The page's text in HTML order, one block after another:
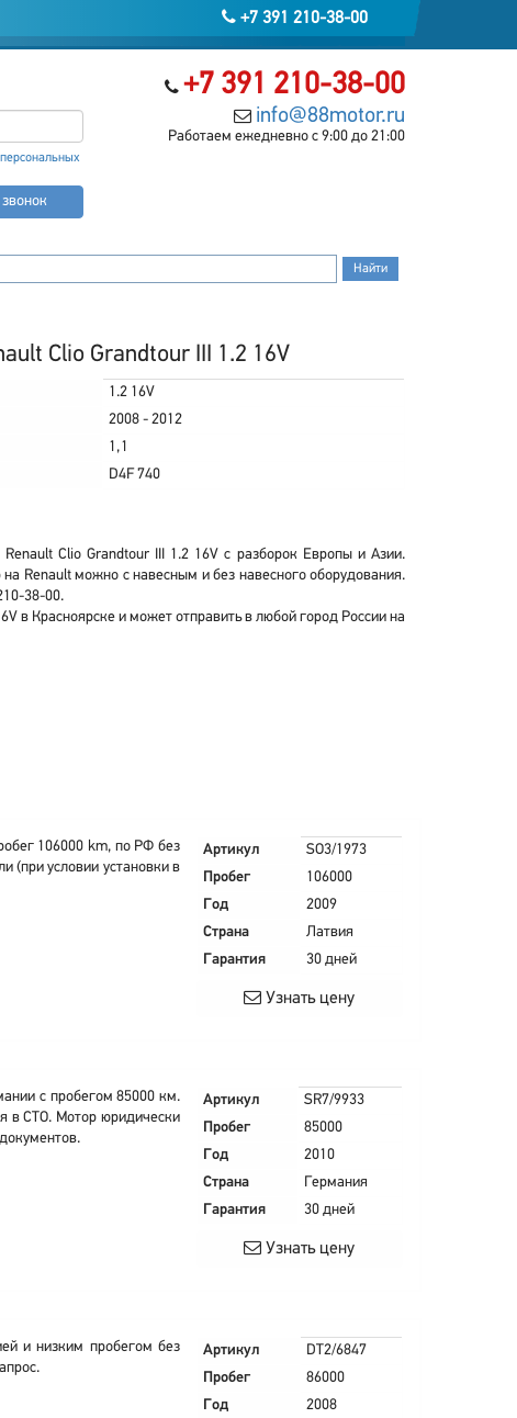
+7 391 210-38-00
+7 391 210-38-00
info@88motor.ru
Работаем ежедневно с 9:00 до 21:00
Clio Grandtour III 1.2 16V
1.2 16V
2008 - 2012
1,1
D4F 740
Clio Grandtour III 1.2 16V с разборок Европы и Азии.
Renault можно с навесным и без навесного оборудования.
38-00.
в Красноярске и может отправить в любой город России на
106000 km, по РФ без
(при условии установки в
Артикул
SO3/1973
Пробег
106000
Год
2009
Страна
Латвия
Гарантия
30 дней
Узнать цену
с пробегом 85000 км.
в СТО. Мотор юридически
Артикул
SR7/9933
Пробег
85000
Год
2010
Страна
Германия
Гарантия
30 дней
Узнать цену
и низким пробегом без
Артикул
DT2/6847
Пробег
86000
Год
2008